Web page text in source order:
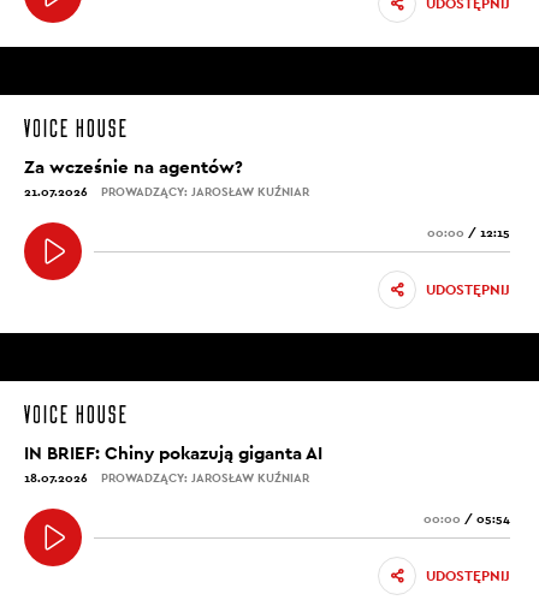
Za wcześnie na agentów?
21.07.2026 PROWADZĄCY: JAROSŁAW KUŹNIAR
00:00 / 12:15
UDOSTĘPNIJ
IN BRIEF: Chiny pokazują giganta AI
18.07.2026 PROWADZĄCY: JAROSŁAW KUŹNIAR
00:00 / 05:54
UDOSTĘPNIJ